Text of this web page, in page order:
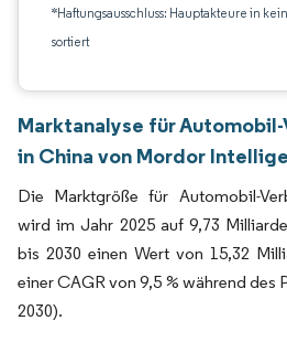
*Haftungsausschluss: Hauptakteure in
sortiert
Marktanalyse für
in China von Mordor
Die Marktgröße für Automobil-
wird im Jahr 2025 auf 9,73
bis 2030 einen Wert von 15,32
einer CAGR von 9,5 % während des
2030).